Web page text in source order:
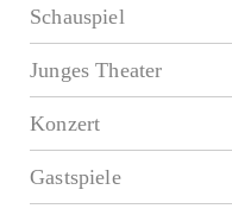
Schauspiel
Junges Theater
Konzert
Gastspiele